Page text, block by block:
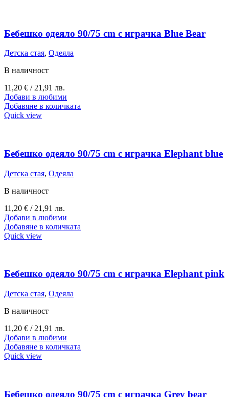
Бебешко одеяло 90/75 cm с играчка Blue Bear
Детска стая, Одеяла
В наличност
11,20 € / 21,91 лв.
Добави в любими
Добавяне в количката
Quick view
Бебешко одеяло 90/75 cm с играчка Elephant blue
Детска стая, Одеяла
В наличност
11,20 € / 21,91 лв.
Добави в любими
Добавяне в количката
Quick view
Бебешко одеяло 90/75 cm с играчка Elephant pink
Детска стая, Одеяла
В наличност
11,20 € / 21,91 лв.
Добави в любими
Добавяне в количката
Quick view
Бебешко одеяло 90/75 cm с играчка Grey bear